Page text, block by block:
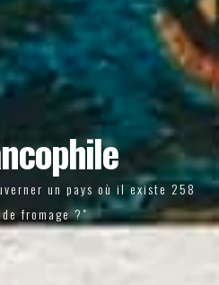
un pays où il existe 258
fromage ?"